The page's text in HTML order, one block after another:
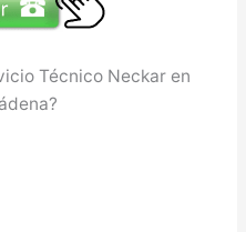
Técnico Neckar en